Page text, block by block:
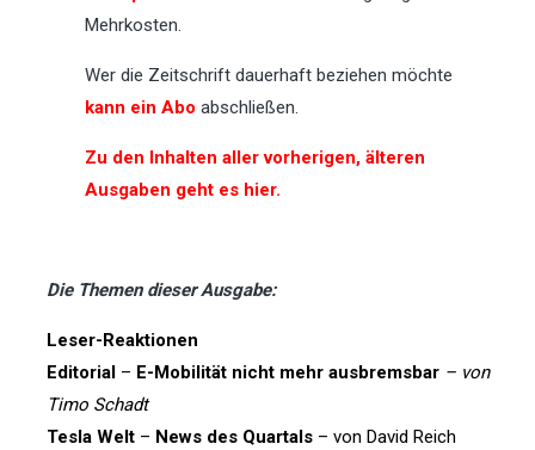
Mehrkosten.
Wer die Zeitschrift dauerhaft beziehen möchte
kann ein Abo abschließen.
Zu den Inhalten aller vorherigen, älteren
Ausgaben geht es hier.
Die Themen dieser Ausgabe:
Leser-Reaktionen
Editorial – E-Mobilität nicht mehr ausbremsbar – von
Timo Schadt
Tesla Welt – News des Quartals – von David Reich